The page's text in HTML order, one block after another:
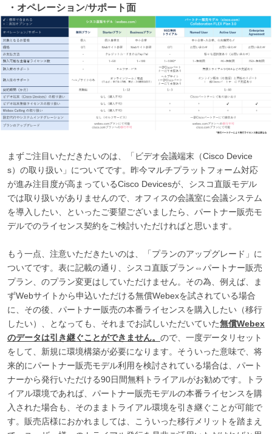
・オペレーション/サポート面
まずご注目いただきたいのは、「ビデオ会議端末（Cisco Device
s）の取り扱い」についてです。昨今マルチプラットフォーム対応
が進み注目度が高まっているCisco Devicesが、シスコ直販モデル
では取り扱いがありませんので、オフィスの会議室に会議システム
を導入したい、といったご要望ございましたら、パートナー販売モ
デルでのライセンス契約をご検討いただければと思います。
もう一点、注意いただきたいのは、「プランのアップグレード」に
ついてです。表に記載の通り、シスコ直販プラン⇔パートナー販売
プラン、のプラン変更はしていただけません。その為、例えば、ま
ずWebサイトから申込いただける無償Webexを試されている場合
に、その後、パートナー販売の本番ライセンスを購入したい（移行
したい）、となっても、それまでお試しいただいていた無償Webex
のデータは引き継ぐことができません。 ので、一度データリセット
をして、新規に環境構築が必要になります。そういった意味で、将
来的にパートナー販売モデル利用を検討されている場合は、パート
ナーから発行いただける90日間無料トライアルがお勧めです。トラ
イアル環境であれば、パートナー販売モデルの本番ライセンスを購
入された場合も、そのままトライアル環境を引き継ぐことが可能で
す。販売店様におかれましては、こういった移行メリットを踏まえ